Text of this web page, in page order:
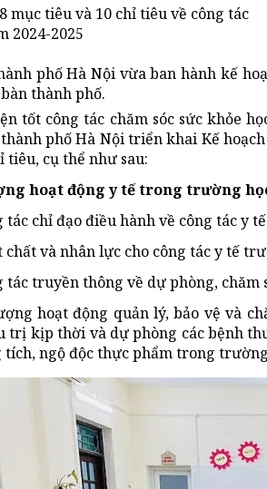
mục tiêu và 10 chỉ tiêu về công tác
2024-2025
phố Hà Nội vừa ban hành kế
thành phố.
tốt công tác chăm sóc sức khỏe
phố Hà Nội triển khai Kế
tiêu, cụ thể như sau:
hoạt động y tế trong trường
tác chỉ đạo điều hành về công tác
chất và nhân lực cho công tác y tế
tác truyền thông về dự phòng,
hoạt động quản lý, bảo vệ và
trị kịp thời và dự phòng các bệnh
ngộ độc thực phẩm trong